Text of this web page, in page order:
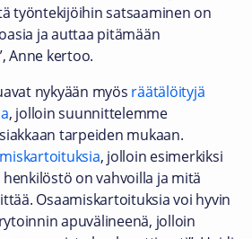
työntekijöihin satsaaminen on
ja auttaa pitämään
Anne kertoo.
nykyään myös räätälöityjä
, jolloin suunnittelemme
tarpeiden mukaan.
, jolloin esimerkiksi
henkilöstö on vahvoilla ja mitä
Osaamiskartoituksia voi hyvin
apuvälineenä, jolloin